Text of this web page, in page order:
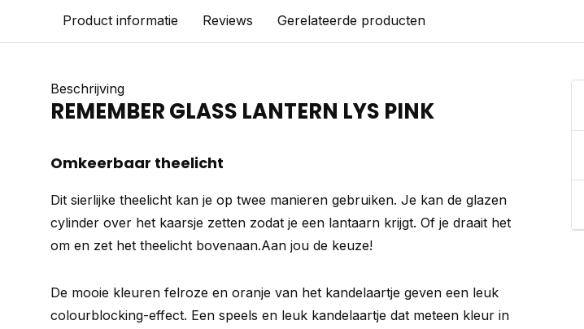
Product informatie Reviews Gerelateerde producten
Beschrijving
REMEMBER GLASS LANTERN LYS PINK
Omkeerbaar theelicht
Dit sierlijke theelicht kan je op twee manieren gebruiken. Je kan de glazen
cylinder over het kaarsje zetten zodat je een lantaarn krijgt. Of je draait het
om en zet het theelicht bovenaan.Aan jou de keuze!
De mooie kleuren felroze en oranje van het kandelaartje geven een leuk
colourblocking-effect. Een speels en leuk kandelaartje dat meteen kleur in